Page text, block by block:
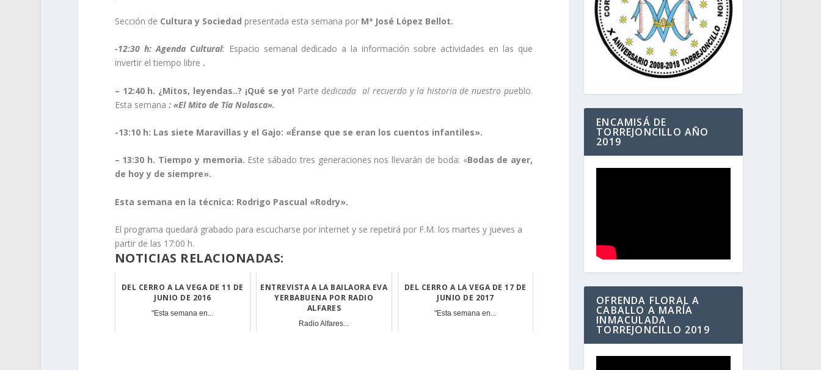
Sección de Cultura y Sociedad presentada esta semana por Mª José López Bellot.
-12:30 h: Agenda Cultural: Espacio semanal dedicado a la información sobre actividades en las que
invertir el tiempo libre .
– 12:40 h. ¿Mitos, leyendas..? ¡Qué se yo! Parte dedicada al recuerdo y la historia de nuestro pueblo.
Esta semana : «El Mito de Tía Nolasca».
-13:10 h: Las siete Maravillas y el Gajo: «Éranse que se eran los cuentos infantiles».
– 13:30 h. Tiempo y memoria. Este sábado tres generaciones nos llevarán de boda: «Bodas de ayer,
de hoy y de siempre».
Esta semana en la técnica: Rodrigo Pascual «Rodry».
El programa quedará grabado para escucharse por internet y se repetirá por F.M. los martes y jueves a
partir de las 17:00 h.
NOTICIAS RELACIONADAS:
DEL CERRO A LA VEGA DE 11 DE
JUNIO DE 2016
"Esta semana en...
ENTREVISTA A LA BAILAORA EVA
YERBABUENA POR RADIO
ALFARES
Radio Alfares...
DEL CERRO A LA VEGA DE 17 DE
JUNIO DE 2017
"Esta semana en...
ENCAMISÁ DE
TORREJONCILLO AÑO
2019
OFRENDA FLORAL A
CABALLO A MARÍA
INMACULADA
TORREJONCILLO 2019